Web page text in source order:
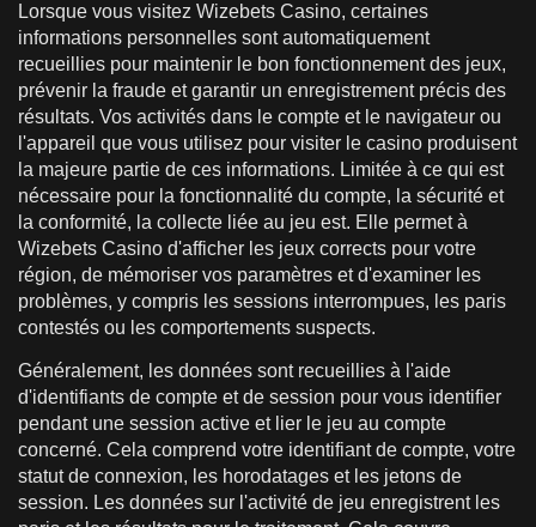
Lorsque vous visitez Wizebets Casino, certaines
informations personnelles sont automatiquement
recueillies pour maintenir le bon fonctionnement des jeux,
prévenir la fraude et garantir un enregistrement précis des
résultats. Vos activités dans le compte et le navigateur ou
l'appareil que vous utilisez pour visiter le casino produisent
la majeure partie de ces informations. Limitée à ce qui est
nécessaire pour la fonctionnalité du compte, la sécurité et
la conformité, la collecte liée au jeu est. Elle permet à
Wizebets Casino d'afficher les jeux corrects pour votre
région, de mémoriser vos paramètres et d'examiner les
problèmes, y compris les sessions interrompues, les paris
contestés ou les comportements suspects.
Généralement, les données sont recueillies à l'aide
d'identifiants de compte et de session pour vous identifier
pendant une session active et lier le jeu au compte
concerné. Cela comprend votre identifiant de compte, votre
statut de connexion, les horodatages et les jetons de
session. Les données sur l'activité de jeu enregistrent les